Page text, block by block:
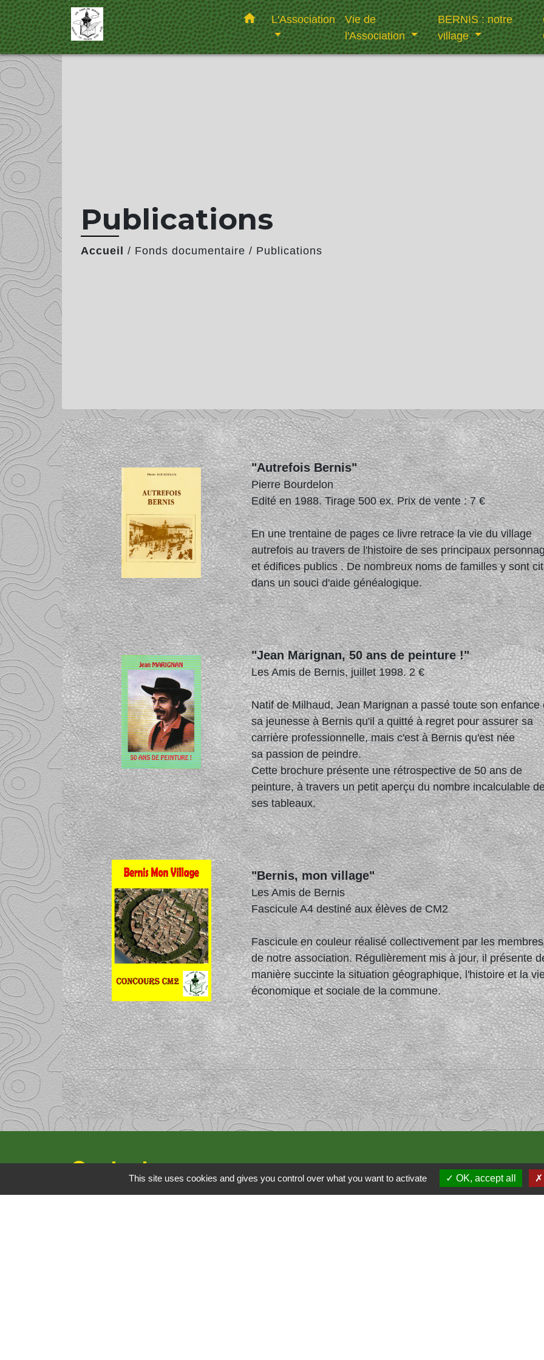
home L'Association
Vie de
l'Association
BERNIS : notre
village
Publications
Accueil / Fonds documentaire / Publications
"Autrefois Bernis"
Pierre Bourdelon
Edité en 1988. Tirage 500 ex. Prix de vente : 7 €
En une trentaine de pages ce livre retrace la vie du village
autrefois au travers de l'histoire de ses principaux
et édifices publics . De nombreux noms de familles y sont
dans un souci d'aide généalogique.
"Jean Marignan, 50 ans de peinture !"
Les Amis de Bernis, juillet 1998. 2 €
Natif de Milhaud, Jean Marignan a passé toute son enfance
sa jeunesse à Bernis qu'il a quitté à regret pour assurer sa
carrière professionnelle, mais c'est à Bernis qu'est née
sa passion de peindre.
Cette brochure présente une rétrospective de 50 ans de
peinture, à travers un petit aperçu du nombre incalculable
ses tableaux.
"Bernis, mon village"
Les Amis de Bernis
Fascicule A4 destiné aux élèves de CM2
Fascicule en couleur réalisé collectivement par les membres
de notre association. Régulièrement mis à jour, il présente
manière succinte la situation géographique, l'histoire et la
économique et sociale de la commune.
ContactsThis site uses cookies and gives you control over what you want to activate OK, accept all